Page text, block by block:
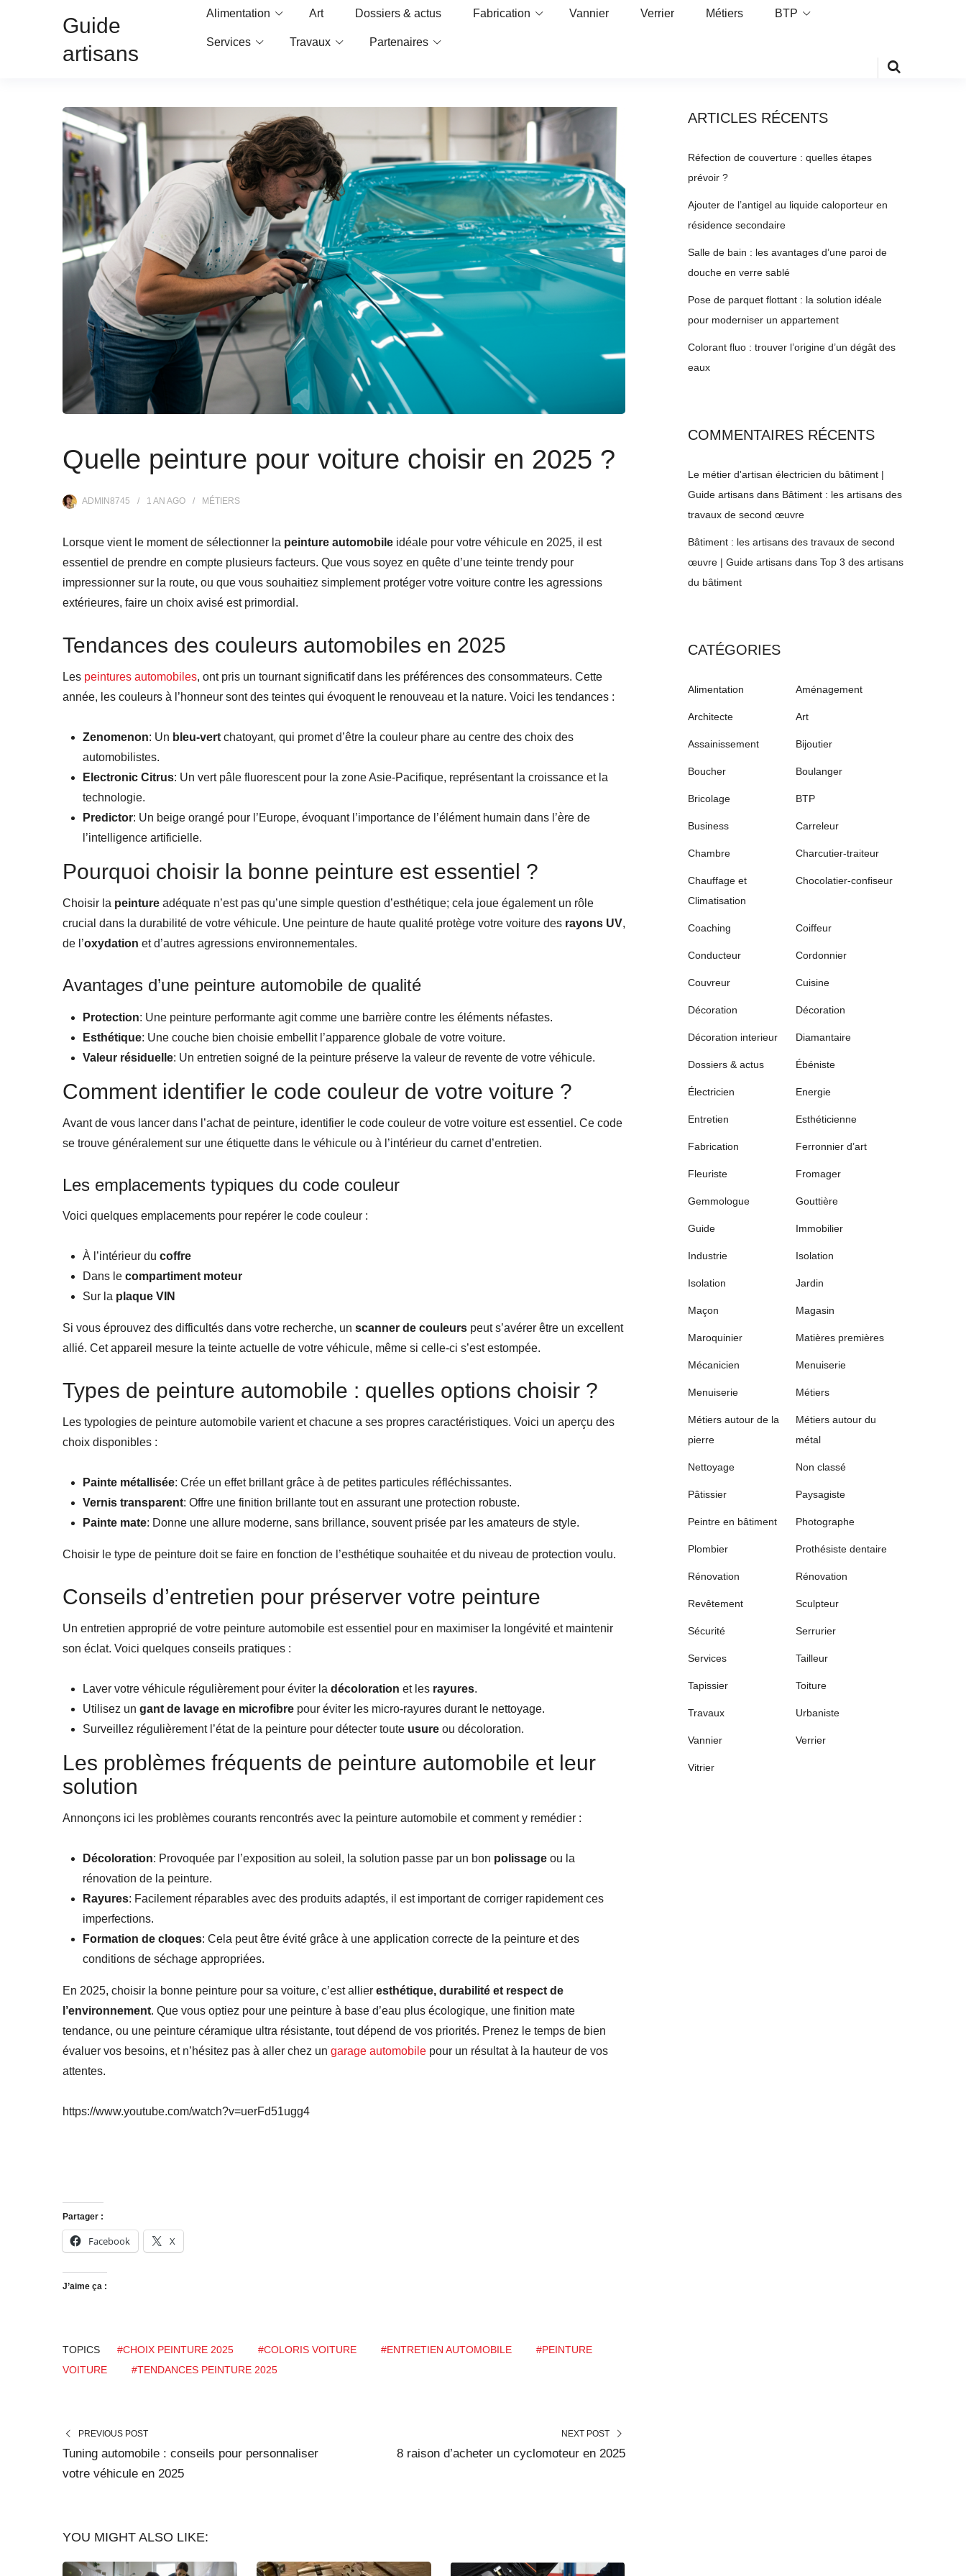
Guide
artisans
Alimentation Art Dossiers & actus Fabrication Vannier Verrier Métiers BTP
Services Travaux Partenaires
Quelle peinture pour voiture choisir en 2025 ?
ADMIN8745 1 AN AGO MÉTIERS
Lorsque vient le moment de sélectionner la peinture automobile idéale pour votre véhicule en 2025, il est
essentiel de prendre en compte plusieurs facteurs. Que vous soyez en quête d’une teinte trendy pour
impressionner sur la route, ou que vous souhaitiez simplement protéger votre voiture contre les agressions
extérieures, faire un choix avisé est primordial.
Tendances des couleurs automobiles en 2025
Les peintures automobiles, ont pris un tournant significatif dans les préférences des consommateurs. Cette
année, les couleurs à l’honneur sont des teintes qui évoquent le renouveau et la nature. Voici les tendances :
Zenomenon: Un bleu-vert chatoyant, qui promet d’être la couleur phare au centre des choix des
automobilistes.
Electronic Citrus: Un vert pâle fluorescent pour la zone Asie-Pacifique, représentant la croissance et la
technologie.
Predictor: Un beige orangé pour l’Europe, évoquant l’importance de l’élément humain dans l’ère de
l’intelligence artificielle.
Pourquoi choisir la bonne peinture est essentiel ?
Choisir la peinture adéquate n’est pas qu’une simple question d’esthétique; cela joue également un rôle
crucial dans la durabilité de votre véhicule. Une peinture de haute qualité protège votre voiture des rayons UV,
de l’oxydation et d’autres agressions environnementales.
Avantages d’une peinture automobile de qualité
Protection: Une peinture performante agit comme une barrière contre les éléments néfastes.
Esthétique: Une couche bien choisie embellit l’apparence globale de votre voiture.
Valeur résiduelle: Un entretien soigné de la peinture préserve la valeur de revente de votre véhicule.
Comment identifier le code couleur de votre voiture ?
Avant de vous lancer dans l’achat de peinture, identifier le code couleur de votre voiture est essentiel. Ce code
se trouve généralement sur une étiquette dans le véhicule ou à l’intérieur du carnet d’entretien.
Les emplacements typiques du code couleur
Voici quelques emplacements pour repérer le code couleur :
À l’intérieur du coffre
Dans le compartiment moteur
Sur la plaque VIN
Si vous éprouvez des difficultés dans votre recherche, un scanner de couleurs peut s’avérer être un excellent
allié. Cet appareil mesure la teinte actuelle de votre véhicule, même si celle-ci s’est estompée.
Types de peinture automobile : quelles options choisir ?
Les typologies de peinture automobile varient et chacune a ses propres caractéristiques. Voici un aperçu des
choix disponibles :
Painte métallisée: Crée un effet brillant grâce à de petites particules réfléchissantes.
Vernis transparent: Offre une finition brillante tout en assurant une protection robuste.
Painte mate: Donne une allure moderne, sans brillance, souvent prisée par les amateurs de style.
Choisir le type de peinture doit se faire en fonction de l’esthétique souhaitée et du niveau de protection voulu.
Conseils d’entretien pour préserver votre peinture
Un entretien approprié de votre peinture automobile est essentiel pour en maximiser la longévité et maintenir
son éclat. Voici quelques conseils pratiques :
Laver votre véhicule régulièrement pour éviter la décoloration et les rayures.
Utilisez un gant de lavage en microfibre pour éviter les micro-rayures durant le nettoyage.
Surveillez régulièrement l’état de la peinture pour détecter toute usure ou décoloration.
Les problèmes fréquents de peinture automobile et leur
solution
Annonçons ici les problèmes courants rencontrés avec la peinture automobile et comment y remédier :
Décoloration: Provoquée par l’exposition au soleil, la solution passe par un bon polissage ou la
rénovation de la peinture.
Rayures: Facilement réparables avec des produits adaptés, il est important de corriger rapidement ces
imperfections.
Formation de cloques: Cela peut être évité grâce à une application correcte de la peinture et des
conditions de séchage appropriées.
En 2025, choisir la bonne peinture pour sa voiture, c’est allier esthétique, durabilité et respect de
l’environnement. Que vous optiez pour une peinture à base d’eau plus écologique, une finition mate
tendance, ou une peinture céramique ultra résistante, tout dépend de vos priorités. Prenez le temps de bien
évaluer vos besoins, et n’hésitez pas à aller chez un garage automobile pour un résultat à la hauteur de vos
attentes.
https://www.youtube.com/watch?v=uerFd51ugg4
Partager :
Facebook X
J’aime ça :
TOPICS #CHOIX PEINTURE 2025 #COLORIS VOITURE #ENTRETIEN AUTOMOBILE
#PEINTURE
VOITURE
#TENDANCES PEINTURE 2025
PREVIOUS POST
Tuning automobile : conseils pour personnaliser
votre véhicule en 2025
NEXT POST
8 raison d’acheter un cyclomoteur en 2025
YOU MIGHT ALSO LIKE:
ARTICLES RÉCENTS
Réfection de couverture : quelles étapes
prévoir ?
Ajouter de l’antigel au liquide caloporteur en
résidence secondaire
Salle de bain : les avantages d’une paroi de
douche en verre sablé
Pose de parquet flottant : la solution idéale
pour moderniser un appartement
Colorant fluo : trouver l’origine d’un dégât des
eaux
COMMENTAIRES RÉCENTS
Le métier d'artisan électricien du bâtiment |
Guide artisans dans Bâtiment : les artisans des
travaux de second œuvre
Bâtiment : les artisans des travaux de second
œuvre | Guide artisans dans Top 3 des artisans
du bâtiment
CATÉGORIES
Alimentation Aménagement
Architecte Art
Assainissement Bijoutier
Boucher Boulanger
Bricolage BTP
Business Carreleur
Chambre Charcutier-traiteur
Chauffage et
Climatisation
Chocolatier-confiseur
Coaching Coiffeur
Conducteur Cordonnier
Couvreur Cuisine
Décoration Décoration
Décoration interieur Diamantaire
Dossiers & actus Ébéniste
Électricien Energie
Entretien Esthéticienne
Fabrication Ferronnier d’art
Fleuriste Fromager
Gemmologue Gouttière
Guide Immobilier
Industrie Isolation
Isolation Jardin
Maçon Magasin
Maroquinier Matières premières
Mécanicien Menuiserie
Menuiserie Métiers
Métiers autour de la
pierre
Métiers autour du
métal
Nettoyage Non classé
Pâtissier Paysagiste
Peintre en bâtiment Photographe
Plombier Prothésiste dentaire
Rénovation Rénovation
Revêtement Sculpteur
Sécurité Serrurier
Services Tailleur
Tapissier Toiture
Travaux Urbaniste
Vannier Verrier
Vitrier